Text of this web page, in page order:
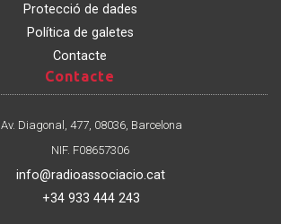
Protecció de dades
Política de galetes
Contacte
Contacte
Av. Diagonal, 477, 08036, Barcelona
NIF. F08657306
info@radioassociacio.cat
+34 933 444 243